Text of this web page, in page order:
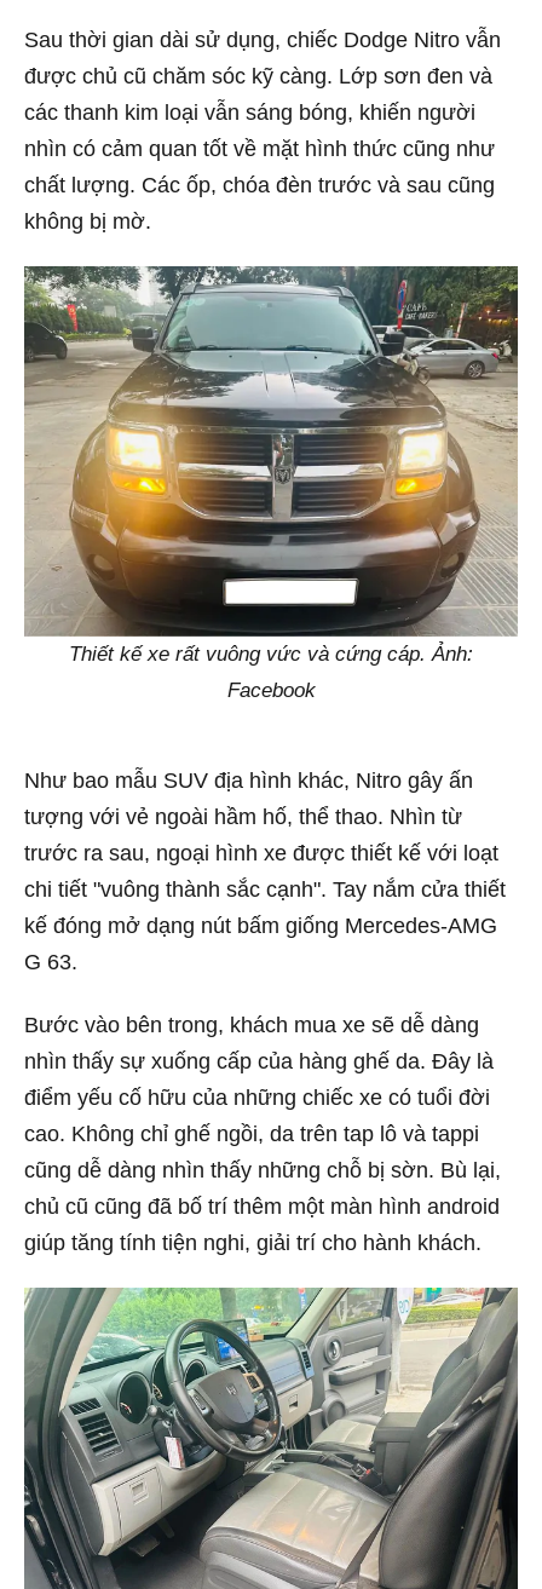
Sau thời gian dài sử dụng, chiếc Dodge Nitro vẫn
được chủ cũ chăm sóc kỹ càng. Lớp sơn đen và
các thanh kim loại vẫn sáng bóng, khiến người
nhìn có cảm quan tốt về mặt hình thức cũng như
chất lượng. Các ốp, chóa đèn trước và sau cũng
không bị mờ.
Thiết kế xe rất vuông vức và cứng cáp. Ảnh:
Facebook
Như bao mẫu SUV địa hình khác, Nitro gây ấn
tượng với vẻ ngoài hầm hố, thể thao. Nhìn từ
trước ra sau, ngoại hình xe được thiết kế với loạt
chi tiết "vuông thành sắc cạnh". Tay nắm cửa thiết
kế đóng mở dạng nút bấm giống Mercedes-AMG
G 63.
Bước vào bên trong, khách mua xe sẽ dễ dàng
nhìn thấy sự xuống cấp của hàng ghế da. Đây là
điểm yếu cố hữu của những chiếc xe có tuổi đời
cao. Không chỉ ghế ngồi, da trên tap lô và tappi
cũng dễ dàng nhìn thấy những chỗ bị sờn. Bù lại,
chủ cũ cũng đã bố trí thêm một màn hình android
giúp tăng tính tiện nghi, giải trí cho hành khách.